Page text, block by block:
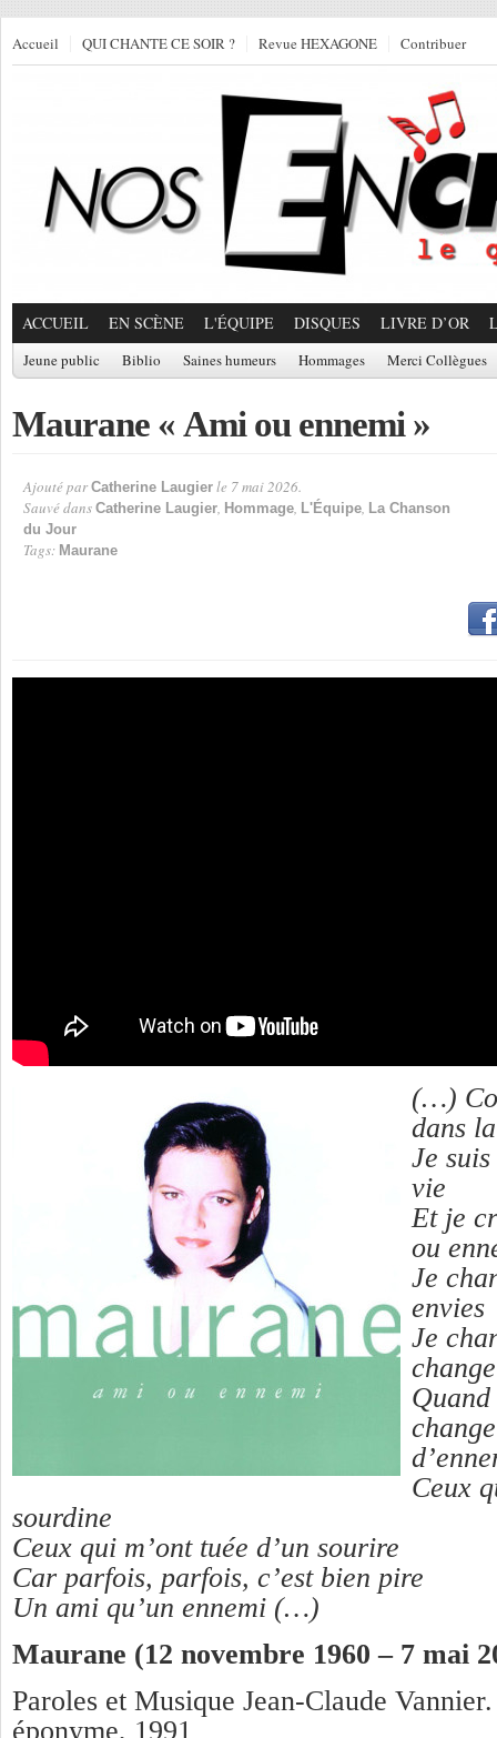
Accueil QUI CHANTE CE SOIR ? Revue HEXAGONE Contribuer
ACCUEIL EN SCÈNE L'ÉQUIPE DISQUES LIVRE D’OR
Jeune public Biblio Saines humeurs Hommages Merci Collègues
Maurane « Ami ou ennemi »
Ajouté par Catherine Laugier le 7 mai 2026.
Sauvé dans Catherine Laugier, Hommage, L'Équipe, La Chanson
du Jour
Tags: Maurane
(…)
dans
Je
vie
Et je
ou
Je
envies
Je
Ceux
sourdine
Ceux qui m’ont tuée d’un sourire
Car parfois, parfois, c’est bien pire
Un ami qu’un ennemi (…)
Maurane (12 novembre 1960 – 7 mai
Paroles et Musique Jean-Claude
éponyme, 1991